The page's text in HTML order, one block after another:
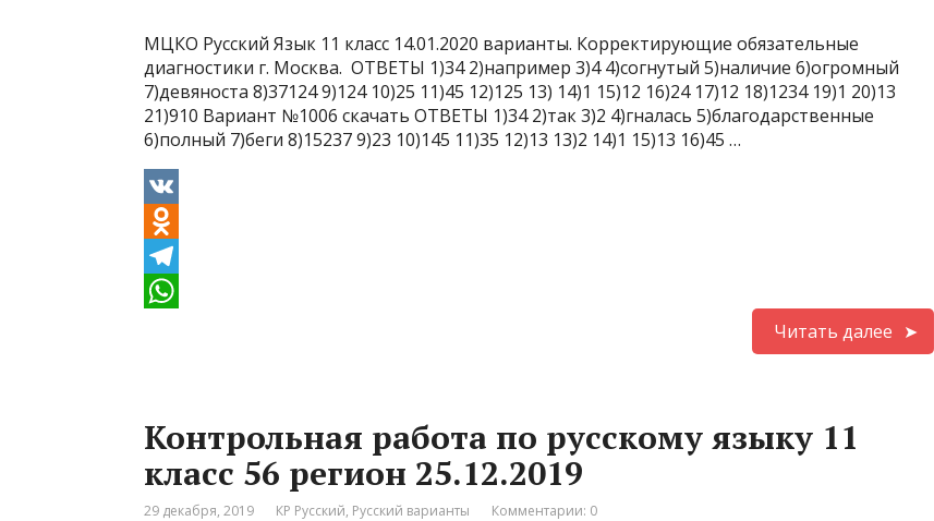
n
i
k
i
p
МЦКО Русский Язык 11 класс 14.01.2020 варианты. Корректирующие обязательные
диагностики г. Москва. ОТВЕТЫ 1)34 2)например 3)4 4)согнутый 5)наличие 6)огромный
7)девяноста 8)37124 9)124 10)25 11)45 12)125 13) 14)1 15)12 16)24 17)12 18)1234 19)1 20)13
21)910 Вариант №1006 скачать ОТВЕТЫ 1)34 2)так 3)2 4)гналась 5)благодарственные
6)полный 7)беги 8)15237 9)23 10)145 11)35 12)13 13)2 14)1 15)13 16)45 …
V
K
O
d
l
a
s
T
g
r
a
t
s
A
Читать далее
Контрольная работа по русскому языку 11
класс 56 регион 25.12.2019
29 декабря, 2019 КР Русский, Русский варианты Комментарии: 0